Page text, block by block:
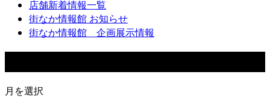
店舗新着情報一覧
街なか情報館 お知らせ
街なか情報館 企画展示情報
月を選択